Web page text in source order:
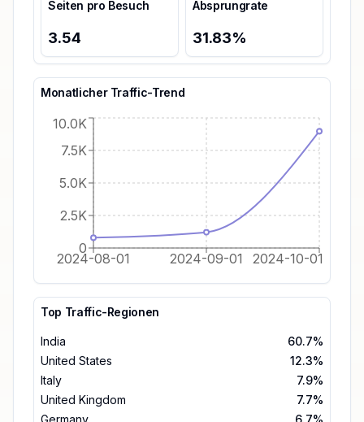
Seiten pro Besuch
3.54
Absprungrate
31.83%
Monatlicher Traffic-Trend
2024-08-01 2024-09-01 2024-10-01
0
2.5K
5.0K
7.5K
10.0K
Top Traffic-Regionen
India
60.7%
United States
12.3%
Italy
7.9%
United Kingdom
7.7%
Germany
6.7%